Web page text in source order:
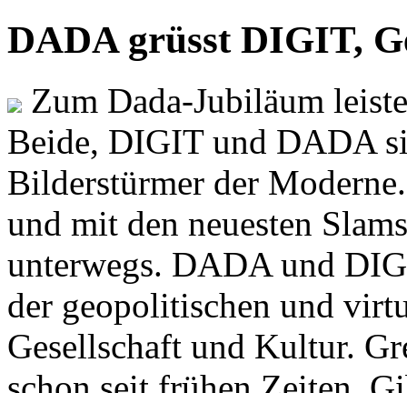
DADA grüsst DIGIT,
Zum Dada-Jubiläum
Beide, DIGIT und DADA
Bilderstürmer der
und mit den neuesten
unterwegs. DADA und
der geopolitischen und
Gesellschaft und Kultur.